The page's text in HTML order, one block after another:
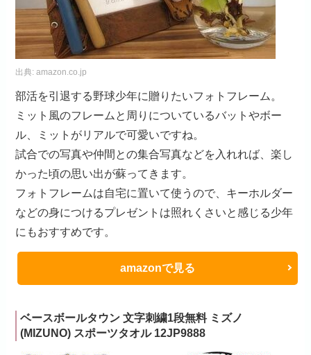
出典:amazon.co.jp
部活を引退する野球少年に贈りたいフォトフレーム。
ミット風のフレームと周りについているバットやボー
ル、ミットがリアルで可愛いですね。
試合での写真や仲間との集合写真などを入れれば、楽し
かった頃の思い出が蘇ってきます。
フォトフレームは自宅に置いて使うので、キーホルダー
などの身につけるプレゼントは照れくさいと感じる少年
にもおすすめです。
amazonで見る
ベースボールタウン 文字刺繍1段無料 ミズノ
(MIZUNO) スポーツタオル 12JP9888